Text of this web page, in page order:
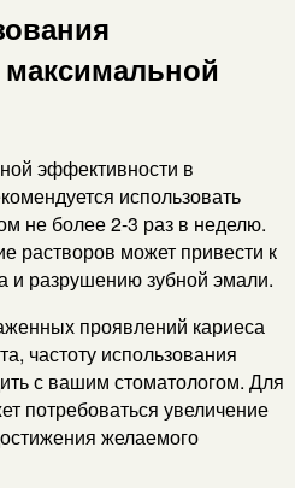
эффективности в
использовать
не более 2-3 раз в неделю.
растворов может привести к
и разрушению зубной эмали.
проявлений кариеса
частоту использования
с вашим стоматологом. Для
потребоваться увеличение
желаемого